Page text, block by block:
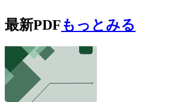
最新PDFもっとみる